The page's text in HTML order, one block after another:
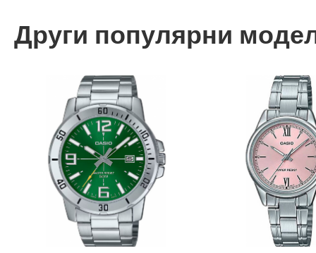
Други популярни